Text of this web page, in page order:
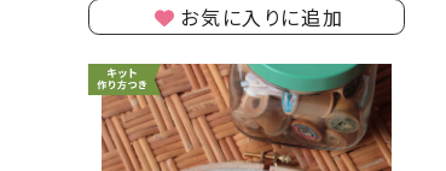
お気に入りに追加